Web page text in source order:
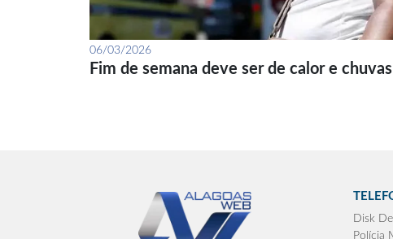
06/03/2026
Fim de semana deve ser de calor e
Disk
Polícia